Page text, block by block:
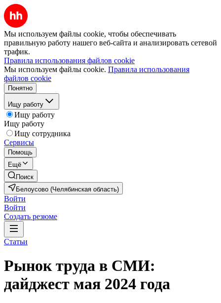
Мы используем файлы cookie, чтобы обеспечивать
правильную работу нашего веб-сайта и анализировать сетевой
трафик.
Правила использования файлов cookie
Мы используем файлы cookie. Правила использования
файлов cookie
Понятно
Ищу работу
Ищу работу
Ищу работу
Ищу сотрудника
Сервисы
Помощь
Ещё
Поиск
Белоусово (Челябинская область)
Войти
Войти
Создать резюме
Статьи
Рынок труда в СМИ:
дайджест мая 2024 года